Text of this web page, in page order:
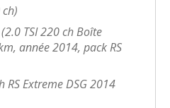
(2.0 TSI 220 ch Boîte
année 2014, pack RS
RS Extreme DSG 2014